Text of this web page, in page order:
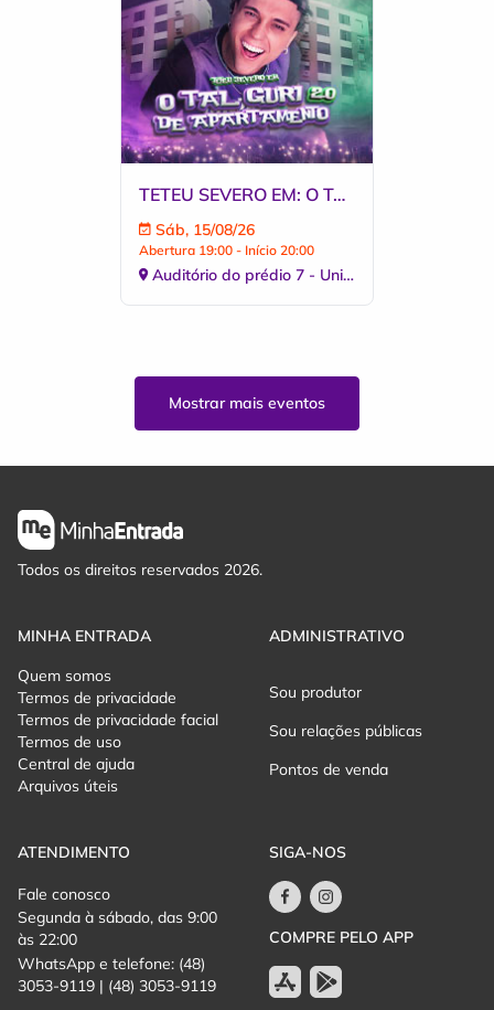
TETEU SEVERO EM: O TAL GURI DE APARTAMENTO 2.0
Sáb, 15/08/26
Abertura 19:00 - Início 20:00
Auditório do prédio 7 - Univates
Mostrar mais eventos
Todos os direitos reservados 2026.
MINHA ENTRADA
Quem somos
Termos de privacidade
Termos de privacidade facial
Termos de uso
Central de ajuda
Arquivos úteis
ADMINISTRATIVO
Sou produtor
Sou relações públicas
Pontos de venda
ATENDIMENTO
Fale conosco
Segunda à sábado, das 9:00
às 22:00
WhatsApp e telefone: (48)
3053-9119 | (48) 3053-9119
SIGA-NOS
COMPRE PELO APP